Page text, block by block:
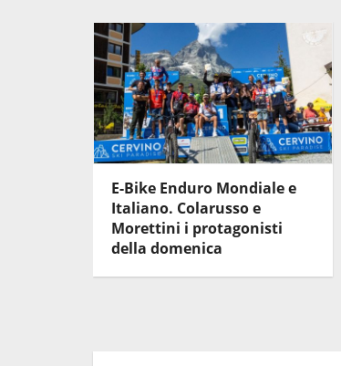
E-Bike Enduro Mondiale e
Italiano. Colarusso e
Morettini i protagonisti
della domenica